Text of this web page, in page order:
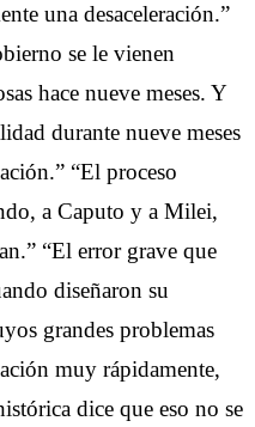
una desaceleración.”
se le vienen
hace nueve meses. Y
durante nueve meses
“El proceso
a Caputo y a Milei,
“El error grave que
diseñaron su
grandes problemas
muy rápidamente,
dice que eso no se